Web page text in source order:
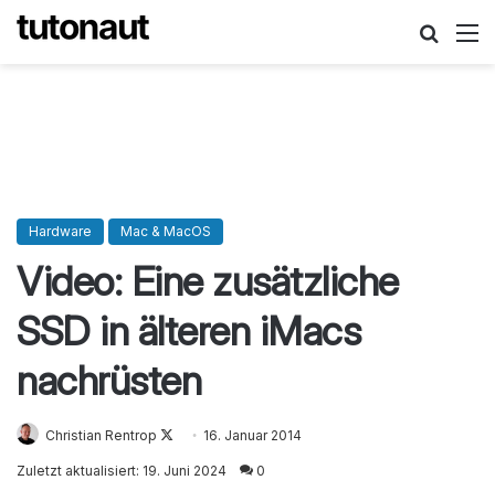
Hardware Mac & MacOS
Video: Eine zusätzliche
SSD in älteren iMacs
nachrüsten
Christian Rentrop
Follow
on
16. Januar 2014
Zuletzt aktualisiert: 19. Juni 2024 0